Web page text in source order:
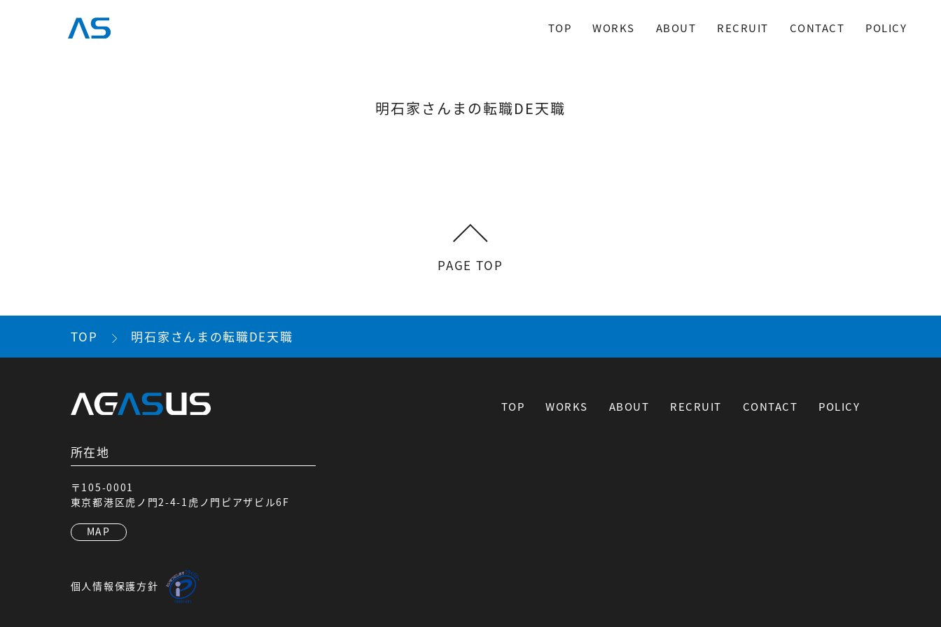
TOP WORKS ABOUT RECRUIT CONTACT POLICY
明石家さんまの転職DE天職
PAGE TOP
TOP 明石家さんまの転職DE天職
所在地
〒105-0001
東京都港区虎ノ門2-4-1虎ノ門ピアザビル6F
MAP
個人情報保護方針
TOP WORKS ABOUT RECRUIT CONTACT POLICY